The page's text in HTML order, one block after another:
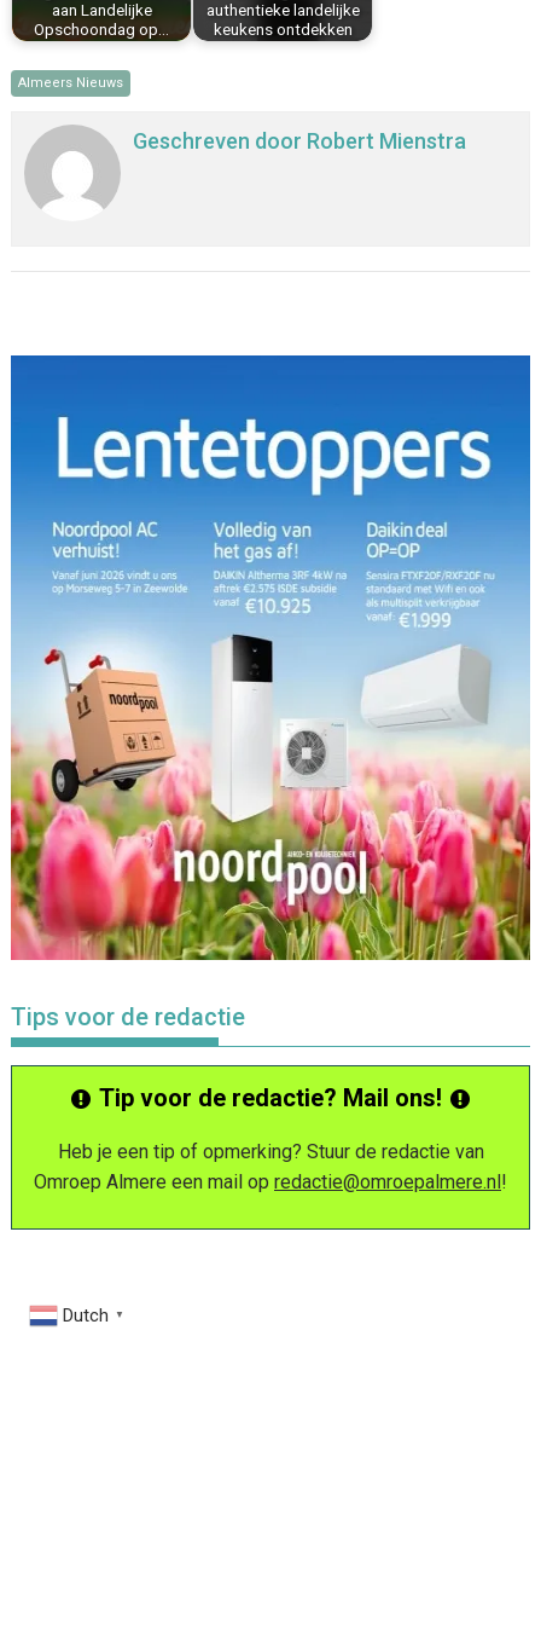
aan Landelijke
Opschoondag op…
authentieke landelijke
keukens ontdekken
Almeers Nieuws
Geschreven door Robert Mienstra
Tips voor de redactie
Tip voor de redactie? Mail ons!
Heb je een tip of opmerking? Stuur de redactie van
Omroep Almere een mail op redactie@omroepalmere.nl!
Dutch ▼